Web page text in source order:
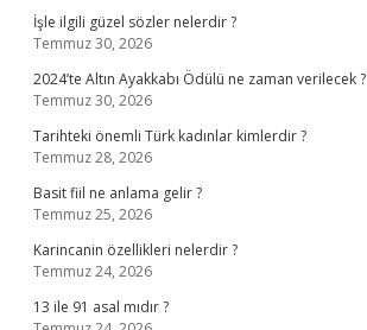
İşle ilgili güzel sözler nelerdir ?
Temmuz 30, 2026
2024’te Altın Ayakkabı Ödülü ne zaman verilecek ?
Temmuz 30, 2026
Tarihteki önemli Türk kadınlar kimlerdir ?
Temmuz 28, 2026
Basit fiil ne anlama gelir ?
Temmuz 25, 2026
Karincanin özellikleri nelerdir ?
Temmuz 24, 2026
13 ile 91 asal mıdır ?